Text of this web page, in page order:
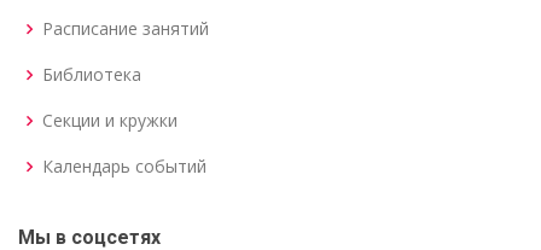
Расписание занятий
Библиотека
Секции и кружки
Календарь событий
Мы в соцсетях